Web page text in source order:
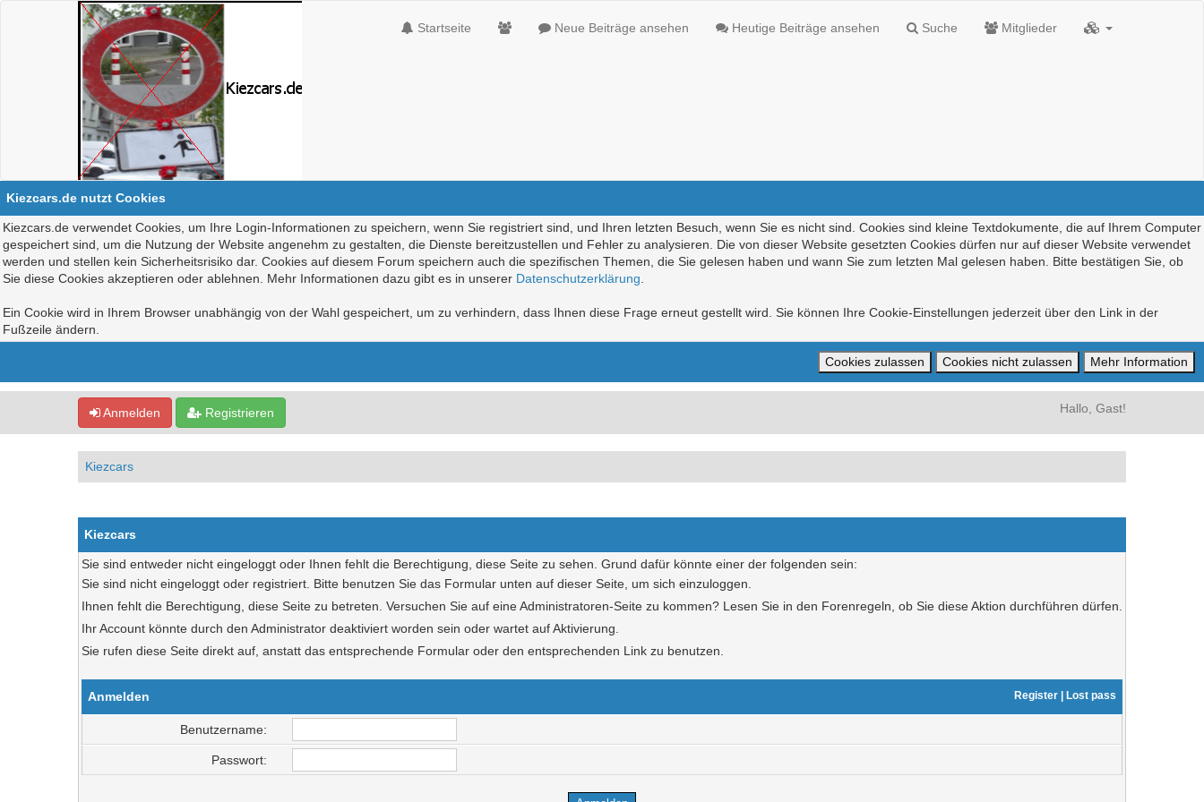
Startseite Neue Beiträge ansehen Heutige Beiträge ansehen Suche Mitglieder
Kiezcars.de nutzt Cookies
Kiezcars.de verwendet Cookies, um Ihre Login-Informationen zu speichern, wenn Sie registriert sind, und Ihren letzten Besuch, wenn Sie es nicht sind. Cookies sind kleine Textdokumente, die auf Ihrem Computer
gespeichert sind, um die Nutzung der Website angenehm zu gestalten, die Dienste bereitzustellen und Fehler zu analysieren. Die von dieser Website gesetzten Cookies dürfen nur auf dieser Website verwendet
werden und stellen kein Sicherheitsrisiko dar. Cookies auf diesem Forum speichern auch die spezifischen Themen, die Sie gelesen haben und wann Sie zum letzten Mal gelesen haben. Bitte bestätigen Sie, ob
Sie diese Cookies akzeptieren oder ablehnen. Mehr Informationen dazu gibt es in unserer Datenschutzerklärung
Ein Cookie wird in Ihrem Browser unabhängig von der Wahl gespeichert, um zu verhindern, dass Ihnen diese Frage erneut gestellt wird. Sie können Ihre Cookie-Einstellungen jederzeit über den Link in der
Fußzeile ändern.
Anmelden Registrieren Hallo, Gast!
Kiezcars
Kiezcars
Sie sind entweder nicht eingeloggt oder Ihnen fehlt die Berechtigung, diese Seite zu sehen. Grund dafür könnte einer der folgenden sein:
Sie sind nicht eingeloggt oder registriert. Bitte benutzen Sie das Formular unten auf dieser Seite, um sich einzuloggen.
Ihnen fehlt die Berechtigung, diese Seite zu betreten. Versuchen Sie auf eine Administratoren-Seite zu kommen? Lesen Sie in den Forenregeln, ob Sie diese Aktion durchführen dürfen.
Ihr Account könnte durch den Administrator deaktiviert worden sein oder wartet auf Aktivierung.
Sie rufen diese Seite direkt auf, anstatt das entsprechende Formular oder den entsprechenden Link zu benutzen.
Anmelden Register Lost pass
Benutzername:
Passwort: